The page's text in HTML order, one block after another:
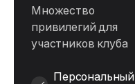
Множество
привилегий для
участников клуба
Персональный